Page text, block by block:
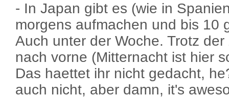
- In Japan gibt es (wie in
morgens aufmachen und bis 10
Auch unter der Woche. Trotz
nach vorne (Mitternacht ist hier
Das haettet ihr nicht gedacht,
auch nicht, aber damn, it's